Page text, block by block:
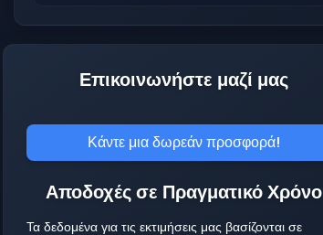
Επικοινωνήστε μαζί μας
Κάντε μια δωρεάν προσφορά!
Αποδοχές σε Πραγματικό Χρόνο
Τα δεδομένα για τις εκτιμήσεις μας βασίζονται σε